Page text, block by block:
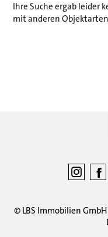
Ihre Suche ergab leider
mit anderen
© LBS Immobilien